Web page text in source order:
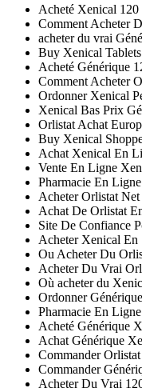
Acheté Xenical
Comment Acheter
acheter du vrai
Buy Xenical
Acheté Générique
Comment Acheter
Ordonner Xenical
Xenical Bas Prix
Orlistat Achat
Buy Xenical
Achat Xenical En
Vente En Ligne
Pharmacie En
Acheter Orlistat Net
Achat De Orlistat
Site De Confiance
Acheter Xenical En
Ou Acheter Du
Acheter Du Vrai
Où acheter du
Ordonner
Pharmacie En
Acheté Générique
Achat Générique
Commander
Commander
Acheter Du Vrai